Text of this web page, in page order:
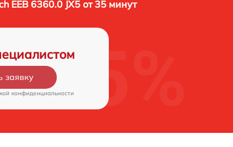
EEB 6360.0 JX5 от 35 минут
заявку
конфиденциальности